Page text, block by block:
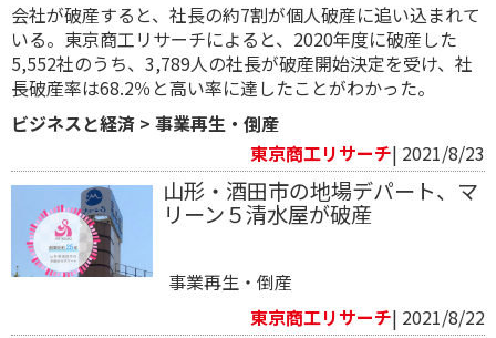
会社が破産すると、社長の約7割が個人破産に追い込まれて
いる。東京商工リサーチによると、2020年度に破産した
5,552社のうち、3,789人の社長が破産開始決定を受け、社
長破産率は68.2％と高い率に達したことがわかった。
ビジネスと経済 > 事業再生・倒産
東京商工リサーチ| 2021/8/23
山形・酒田市の地場デパート、マ
リーン５清水屋が破産
事業再生・倒産
東京商工リサーチ| 2021/8/22